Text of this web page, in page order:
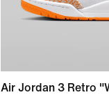
Air Jordan 3 Retro